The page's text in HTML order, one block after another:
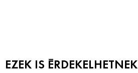
EZEK IS ÉRDEKELHETNEK